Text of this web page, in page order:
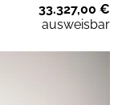
33.327,00 €
ausweisbar